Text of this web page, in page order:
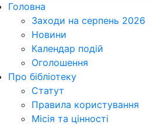
Головна
Заходи на серпень 2026
Новини
Календар подій
Оголошення
Про бібліотеку
Статут
Правила користування
Місія та цінності